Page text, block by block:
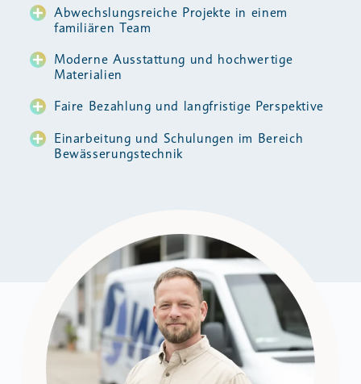
Abwechslungsreiche Projekte in einem
familiären Team
Moderne Ausstattung und hochwertige
Materialien
Faire Bezahlung und langfristige Perspektive
Einarbeitung und Schulungen im Bereich
Bewässerungstechnik